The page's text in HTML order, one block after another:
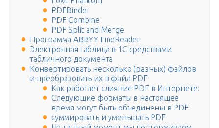
PDFBinder
PDF Combine
PDF Split and Merge
Программа ABBYY FineReader
Электронная таблица в 1С средствами
табличного документа
Конвертировать несколько (разных) файлов
и преобразовать их в файл PDF
Как работает слияние PDF в Интернете:
Следующие форматы в настоящее
время могут быть объединены в PDF
суммировать и уменьшать PDF